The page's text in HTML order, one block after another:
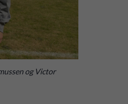
og Victor